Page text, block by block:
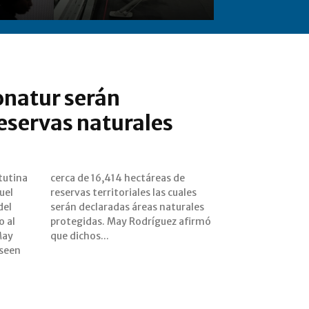
serán
naturales
al
de
que dichos...